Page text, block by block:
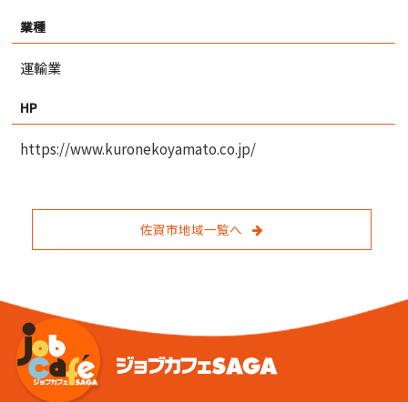
業種
運輸業
HP
https://www.kuronekoyamato.co.jp/
佐賀市地域一覧へ